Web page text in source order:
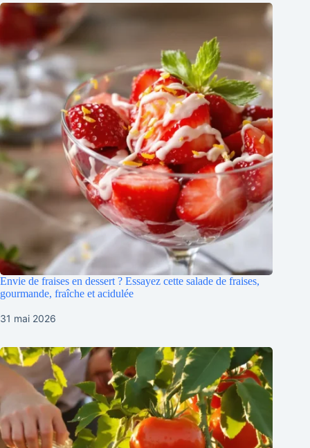
Envie de fraises en dessert ? Essayez cette salade de fraises,
gourmande, fraîche et acidulée
31 mai 2026